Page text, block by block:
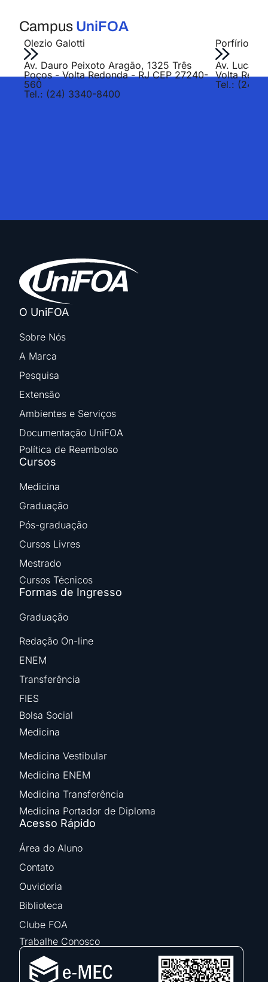
Campus UniFOA
Olezio Galotti
Av. Dauro Peixoto Aragão, 1325 Três
Poços - Volta Redonda - RJ CEP 27240-
560
Tel.: (24) 3340-8400
Porfírio
Av. Lucas
Volta
Tel.: (24)
O UniFOA
Sobre Nós
A Marca
Pesquisa
Extensão
Ambientes e Serviços
Documentação UniFOA
Política de Reembolso
Cursos
Medicina
Graduação
Pós-graduação
Cursos Livres
Mestrado
Cursos Técnicos
Formas de Ingresso
Graduação
Redação On-line
ENEM
Transferência
FIES
Bolsa Social
Medicina
Medicina Vestibular
Medicina ENEM
Medicina Transferência
Medicina Portador de Diploma
Acesso Rápido
Área do Aluno
Contato
Ouvidoria
Biblioteca
Clube FOA
Trabalhe Conosco